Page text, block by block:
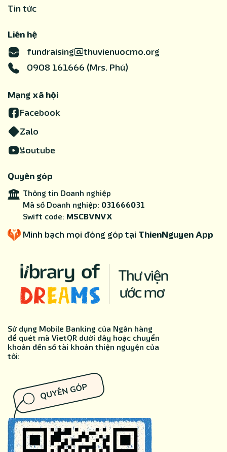
Tin tức
Liên hệ
fundraising@thuvienuocmo.org
0908 161666 (Mrs. Phú)
Mạng xã hội
Facebook
Zalo
Youtube
Quyên góp
Thông tin Doanh nghiệp
Mã số Doanh nghiệp: 031666031
Swift code: MSCBVNVX
Minh bạch mọi đóng góp tại ThienNguyen App
Sử dụng Mobile Banking của Ngân hàng
để quét mã VietQR dưới đây hoặc chuyển
khoản đến số tài khoản thiện nguyện của
tôi: